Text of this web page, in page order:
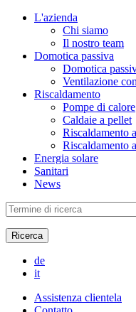
L'azienda
Chi siamo
Il nostro team
Domotica passiva
Domotica
Ventilazione
Riscaldamento
Pompe di calore
Caldaie a pellet
Riscaldamento
Riscaldamento
Energia solare
Sanitari
News
de
it
Assistenza clientela